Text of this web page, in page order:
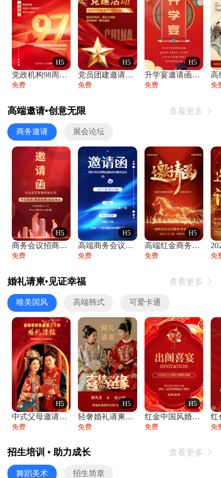
H5
党政机构98周年八一建军节庆祝晚会活动邀
免费
H5
党员团建邀请函党建活动风采党会工作汇报总
免费
H5
升学宴邀请函喜报金榜题名高端谢师宴邀请函
免费 免
高端邀请•创意无限 查看更多 
商务邀请 展会论坛
H5
商务会议招商展会科技峰会邀请函年会邀请
免费
H5
高端商务会议招商加盟展会峰会论坛邀请函
免费
H5
高端红金商务会议年会年终盛典答谢邀请函
免费 免
婚礼请柬•见证幸福 查看更多 
唯美国风 高端韩式 可爱卡通
H5
中式父母邀请函婚礼结婚请柬请贴父母邀请方
免费
H5
轻奢婚礼请柬婚礼邀请函结婚照请帖
免费
H5
红金中国风婚礼请柬出阁喜宴嫁女请帖出阁宴
免费 免
招生培训 • 助力成长 查看更多 
舞蹈美术 招生简章